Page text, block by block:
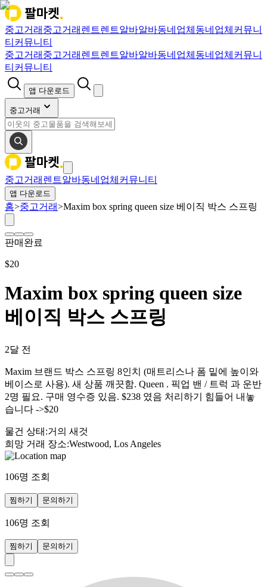
중고거래 중고거래 렌트렌트알바알바동네업체 동네업체 커뮤니
티 커뮤니티
중고거래 중고거래 렌트렌트알바알바동네업체 동네업체 커뮤니
티 커뮤니티
앱 다운로드
중고거래
중고거래 렌트알바동네업체 커뮤니티
앱 다운로드
홈>중고거래>Maxim box spring queen size 베이직 박스 스프링
판매완료
$20
Maxim box spring queen size
베이직 박스 스프링
2달 전
Maxim 브랜드 박스 스프링 8인치 (매트리스나 폼 밑에 높이와
베이스로 사용). 새 상품 깨끗함. Queen . 픽업 밴 / 트럭 과 운반
2명 필요. 구매 영수증 있음. $238 였음 처리하기 힘들어 내놓
습니다 ->$20
물건 상태 :거의 새것
희망 거래 장소:Westwood, Los Angeles
106명 조회
찜하기 문의하기
106명 조회
찜하기 문의하기